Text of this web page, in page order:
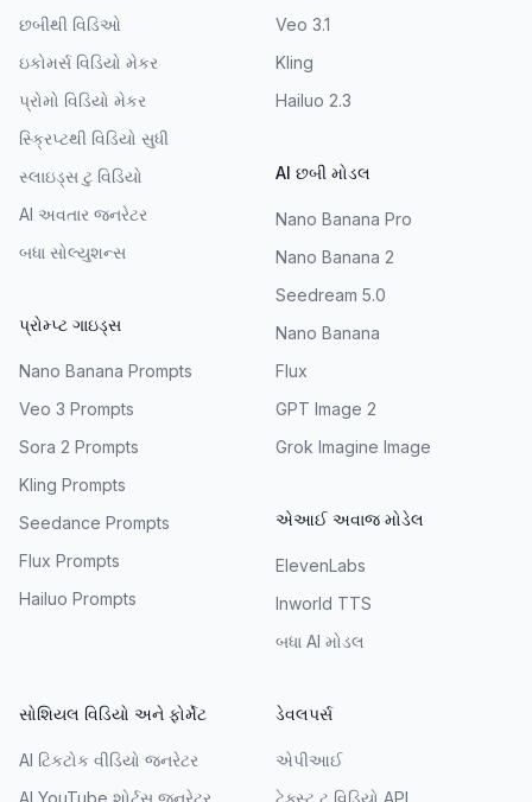
છબીથી વિડિઓ
ઇકોમર્સ વિડિયો મેકર
પ્રોમો વિડિયો મેકર
સ્ક્રિપ્ટથી વિડિયો સુધી
સ્લાઇડ્સ ટુ વિડિયો
AI અવતાર જનરેટર
બધા સોલ્યુશન્સ
પ્રોમ્પ્ટ ગાઇડ્સ
Nano Banana Prompts
Veo 3 Prompts
Sora 2 Prompts
Kling Prompts
Seedance Prompts
Flux Prompts
Hailuo Prompts
Veo 3.1
Kling
Hailuo 2.3
AI છબી મોડલ
Nano Banana Pro
Nano Banana 2
Seedream 5.0
Nano Banana
Flux
GPT Image 2
Grok Imagine Image
એઆઈ અવાજ મોડેલ
ElevenLabs
Inworld TTS
બધા AI મોડલ
સોશિયલ વિડિયો અને ફોર્મેટ
AI ટિકટોક વીડિયો જનરેટર
AI YouTube શોર્ટ્સ જનરેટર
ડેવલપર્સ
એપીઆઈ
ટેક્સ્ટ ટુ વિડિયો API